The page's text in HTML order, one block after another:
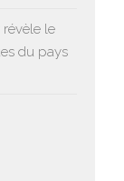
révèle le
du pays